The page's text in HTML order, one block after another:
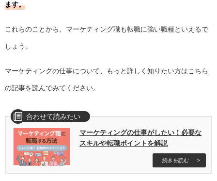
ます。
これらのことから、マーケティング職も転職に強い職種といえるで
しょう。
マーケティングの仕事について、もっと詳しく知りたい方はこちら
の記事を読んでみてください。
合わせて読みたい
マーケティングの仕事がしたい！必要な
スキルや転職ポイントを解説
続きを読む